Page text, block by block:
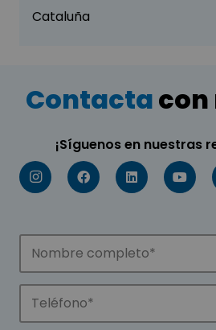
Cataluña
Contactacon
¡Síguenos en nuestras